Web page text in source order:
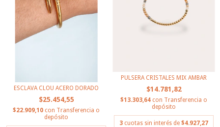
ESCLAVA CLOU ACERO DORADO
$25.454,55
$22.909,10 con Transferencia o
depósito
PULSERA CRISTALES MIX AMBAR
$14.781,82
$13.303,64 con Transferencia o
depósito
3 cuotas sin interés de $4.927,27